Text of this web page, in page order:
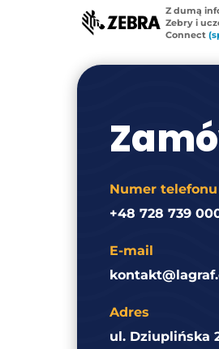
Z dumą
Zebry i
Connect
Numer telefonu
+48 728 739
E-mail
Adres
ul. Dziuplińska